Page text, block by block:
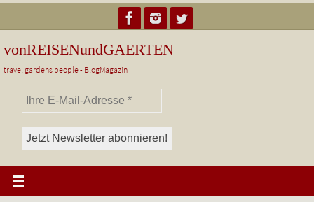
Inhalt
springen
vonREISENundGAERTEN
travel gardens people - BlogMagazin